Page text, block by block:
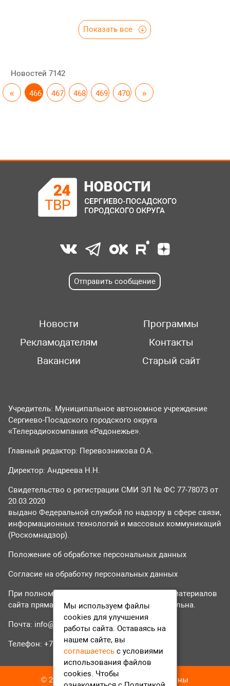
Показать все
Новостей 7142
« 466 467 468 469 470 »
Отправить сообщение
Новости
Программы
Рекламодателям
Контакты
Вакансии
Старый сайт
Учредитель: Муниципальное автономное учреждение
Сергиево-Посадского городского округа
«Телерадиокомпания «Радонежье».
Главный редактор: Перевозникова О.А.
Директор: Андреева Н.Н.
Свидетельство о регистрации СМИ ЭЛ № ФС 77-78073 от
20.03.2020
выдано Федеральной службой по надзору в сфере связи,
информационных технологий и массовых коммуникаций
(Роскомнадзор).
Положение об обработке персональных данных
Согласие на обработку персональных данных
При полном или частичном использовании материалов
сайта прямая гиперссылка на tvr24.tv обязательна.
Почта: info@tvr24.tv
Телефон: +7 (496) 551-04-95
© 2016-2023 ТВР24 Все права защищены
Мы используем файлы
cookies для улучшения
работы сайта. Оставаясь на
нашем сайте, вы
соглашаетесь с условиями
использования файлов
cookies. Чтобы